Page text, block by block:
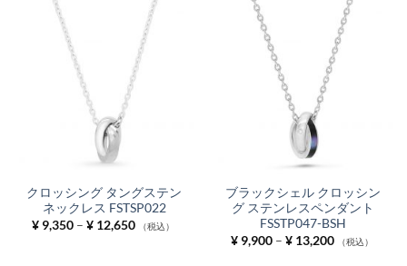
¥ 12,650
¥ 12,100
クロッシング タングステン
ネックレス FSTSP022
¥9,350 – ¥12,650価
格
（税込）
ブラックシェル クロッシン
グ ステンレスペンダント
FSSTP047-BSH
¥9,900 – ¥13,200価
格
（税込）